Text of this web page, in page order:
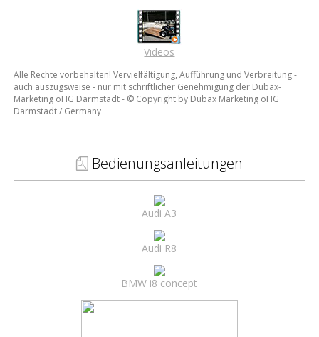
Videos
Alle Rechte vorbehalten! Vervielfältigung, Aufführung und Verbreitung -
auch auszugsweise - nur mit schriftlicher Genehmigung der Dubax-
Marketing oHG Darmstadt - © Copyright by Dubax Marketing oHG
Darmstadt / Germany
Bedienungsanleitungen
Audi A3
Audi R8
BMW i8 concept